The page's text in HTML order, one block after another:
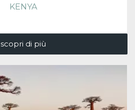
KENYA
scopri di più